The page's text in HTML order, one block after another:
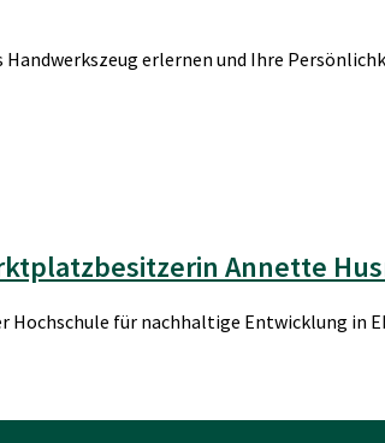
erlernen und Ihre
Annette
für nachhaltige Entwicklung in